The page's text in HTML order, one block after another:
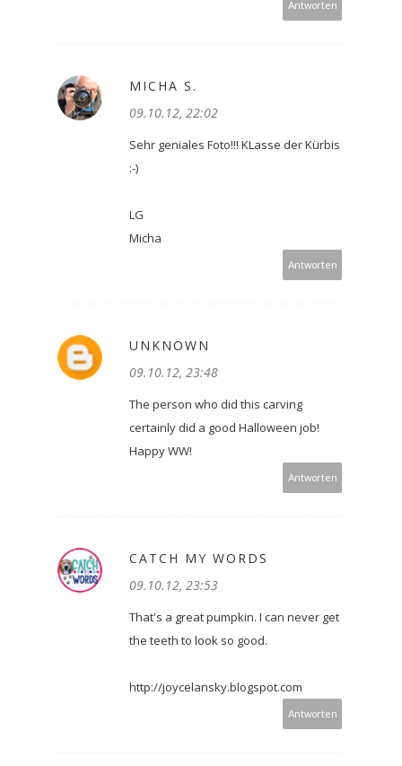
Antworten
MICHA S.
09.10.12, 22:02
Sehr geniales Foto!!! KLasse der Kürbis
:-)
LG
Micha
Antworten
UNKNOWN
09.10.12, 23:48
The person who did this carving
certainly did a good Halloween job!
Happy WW!
Antworten
CATCH MY WORDS
09.10.12, 23:53
That's a great pumpkin. I can never get
the teeth to look so good.
http://joycelansky.blogspot.com
Antworten